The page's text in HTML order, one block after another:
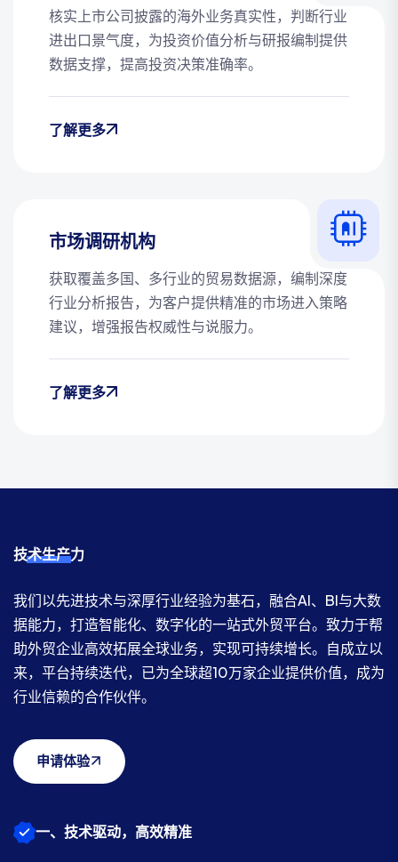
核实上市公司披露的海外业务真实性，判断行业
进出口景气度，为投资价值分析与研报编制提供
数据支撑，提高投资决策准确率。
了解更多
市场调研机构
获取覆盖多国、多行业的贸易数据源，编制深度
行业分析报告，为客户提供精准的市场进入策略
建议，增强报告权威性与说服力。
了解更多
技术生产力
我们以先进技术与深厚行业经验为基石，融合AI、BI与大数
据能力，打造智能化、数字化的一站式外贸平台。致力于帮
助外贸企业高效拓展全球业务，实现可持续增长。自成立以
来，平台持续迭代，已为全球超10万家企业提供价值，成为
行业信赖的合作伙伴。
申请体验
一、技术驱动，高效精准